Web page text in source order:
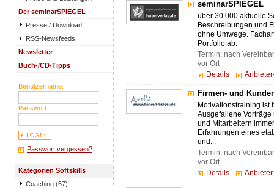
Der seminarSPIEGEL
Presse / Download
RSS-Newsfeeds
Newsletter
Buch-/CD-Tipps
Benutzername:
Passwort:
Passwort vergessen?
Kategorien Softskills
Coaching (67)
seminarSPIEGEL
über 30.000 aktuelle
Beschreibungen und
ohne Umwege.
Portfolio ab.
Termin: nach
vor Ort
Details
Firmen- und
Motivationstraining ist
Ausgefallene
und Mitarbeitern
Erfahrungen eines
und...
Termin: nach
vor Ort
Details